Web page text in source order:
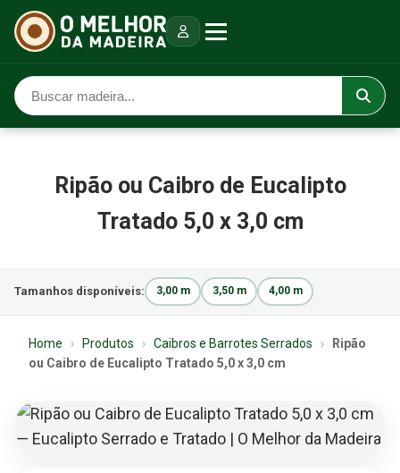
Ripão ou Caibro de Eucalipto
Tratado 5,0 x 3,0 cm
Tamanhos disponíveis: 3,00 m 3,50 m 4,00 m
Home › Produtos › Caibros e Barrotes Serrados ›
Ripão
ou Caibro de Eucalipto Tratado 5,0 x 3,0 cm